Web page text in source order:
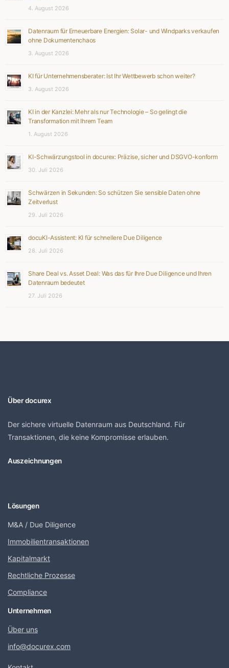
4. August 2026
Datenraum für Erneuerbare Energien: Solar- und Windparks verkaufen
ohne Dokumentenchaos
3. August 2026
KI für Unternehmensberater: Ist Ihr Wettbewerb schon weiter?
3. August 2026
KI in der Kanzlei: Mehr als nur Technologie – So gelingt die
Transformation mit Ihrem Team
1. August 2026
KI-Schwärzungstool in docurex: Präzise, sicher und DSGVO-konform
30. Juli 2026
Schwärzen in Sekunden: So schützen Sie sensible Daten ohne
Zeitverlust
29. Juli 2026
docuKI-Assistent: KI für schnellere Due Diligence
28. Juli 2026
Share Deal vs. Asset Deal: Was das für Ihre Due Diligence und Ihren
Datenraum bedeutet
27. Juli 2026
Über docurex
Der sichere virtuelle Datenraum aus Deutschland. Für
Transaktionen, die keine Kompromisse erlauben.
Auszeichnungen
Lösungen
M&A / Due Diligence
Immobilientransaktionen
Kapitalmarkt
Rechtliche Prozesse
Compliance
Unternehmen
Über uns
info@docurex.com